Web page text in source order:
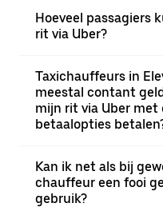
Hoeveel passagiers
rit via Uber?
Taxichauffeurs in
meestal contant
mijn rit via Uber met
betaalopties
Kan ik net als bij
chauffeur een fooi
gebruik?